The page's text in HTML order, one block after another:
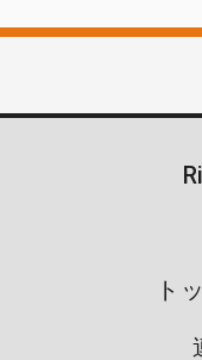
ト